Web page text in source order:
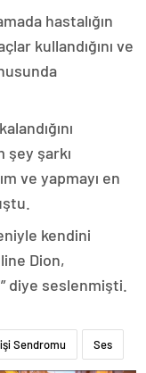
hastalığın
kullandığını ve
şey şarkı
ve yapmayı en
kendini
Dion,
diye seslenmişti.
Sendromu Ses